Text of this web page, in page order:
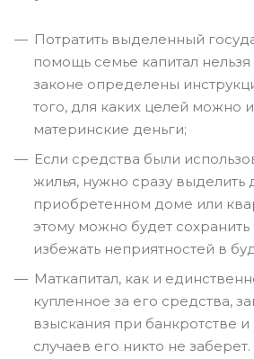
Потратить выделенный
помощь семье капитал нельзя
законе определены
того, для каких целей можно
материнские деньги;
Если средства были
жилья, нужно сразу
приобретенном доме или
этому можно будет сохранить
избежать неприятностей в
Маткапитал, как и
купленное за его средства,
взыскания при банкротстве
случаев его никто не